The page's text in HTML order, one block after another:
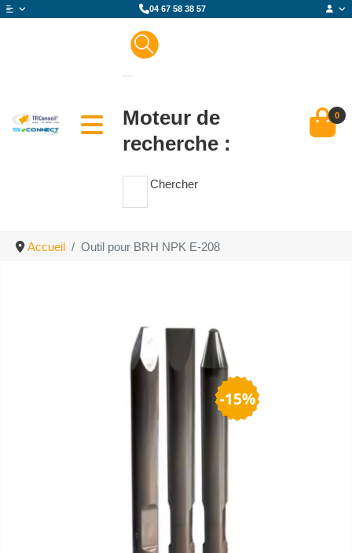
04 67 58 38 57
Moteur de
recherche :
Chercher
0
Accueil Outil pour BRH NPK E-208